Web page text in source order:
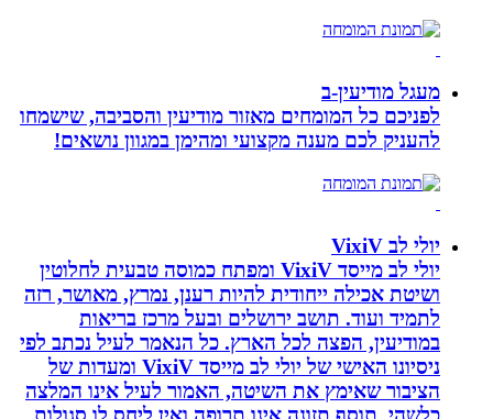
מעגל מודיעין-ב
לפניכם כל המומחים מאזור מודיעין והסביבה, שישמחו
להעניק לכם מענה מקצועי ומהימן במגוון נושאים!
יולי לב VixiV
יולי לב מייסד VixiV ומפתח כמוסה טבעית לחלוטין
ושיטת אכילה ייחודית להיות רענן, נמרץ, מאושר, רזה
לתמיד ועוד. תושב ירושלים ובעל מרכז בריאות
במודיעין, הפצה לכל הארץ. כל הנאמר לעיל נכתב לפי
ניסיונו האישי של יולי לב מייסד VixiV ומעדות של
הציבור שאימץ את השיטה, האמור לעיל אינו המלצה